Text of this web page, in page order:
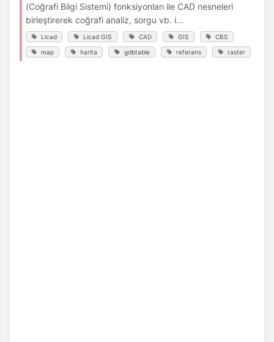
(Coğrafi Bilgi Sistemi) fonksiyonları ile CAD nesneleri
birleştirerek coğrafi analiz, sorgu vb. i...
Licad Licad GIS CAD GIS CBS
map harita gdbtable referans raster